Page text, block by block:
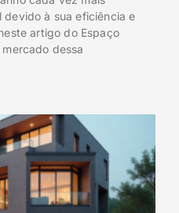
à sua eficiência e
artigo do Espaço
dessa